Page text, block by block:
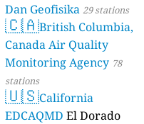
Dan Geofisika 29 stations
🇨🇦British Columbia,
Canada Air Quality
Monitoring Agency 78
stations
🇺🇸California
EDCAQMD El Dorado